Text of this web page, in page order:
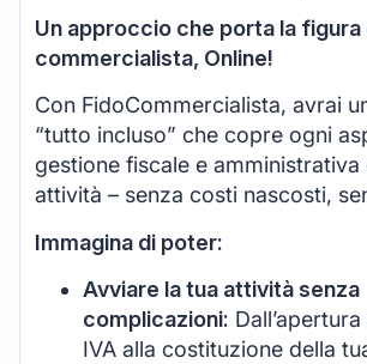
Un approccio che porta la figura
commercialista, Online!
Con FidoCommercialista, avrai
“tutto incluso” che copre ogni
gestione fiscale e amministrativa
attività – senza costi nascosti,
Immagina di poter:
Avviare la tua attività senza
complicazioni:
IVA alla costituzione della